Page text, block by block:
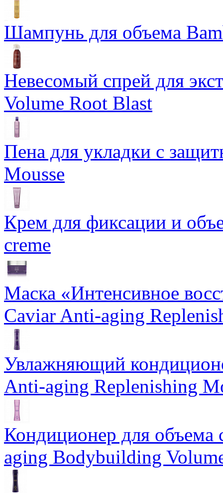
Шампунь для объема
Невесомый спрей для
Volume Root Blast
Пена для укладки с
Mousse
Крем для фиксации и
creme
Маска «Интенсивное
Caviar Anti-aging
Увлажняющий
Anti-aging Replenishing
Кондиционер для
aging Bodybuilding